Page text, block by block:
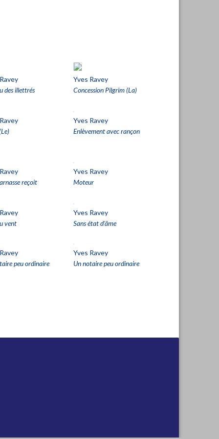
des illettrés
Yves Ravey
Concession Pilgrim (La)
Yves Ravey
Enlèvement avec rançon
reçoit
Yves Ravey
Moteur
vent
Yves Ravey
Sans état d'âme
peu ordinaire
Yves Ravey
Un notaire peu ordinaire